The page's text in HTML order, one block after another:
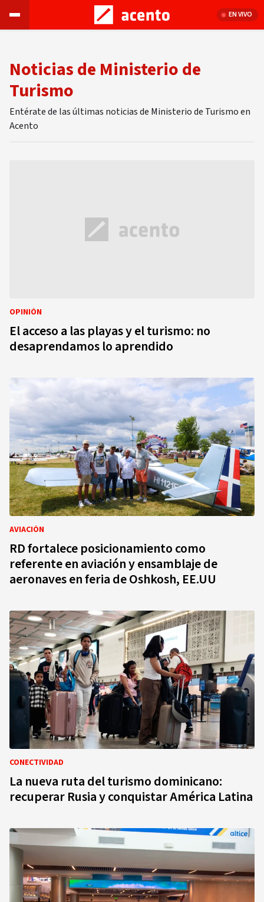
EN VIVO
Noticias de Ministerio de
Turismo
Entérate de las últimas noticias de Ministerio de Turismo en
Acento
OPINIÓN
El acceso a las playas y el turismo: no
desaprendamos lo aprendido
AVIACIÓN
RD fortalece posicionamiento como
referente en aviación y ensamblaje de
aeronaves en feria de Oshkosh, EE.UU
CONECTIVIDAD
La nueva ruta del turismo dominicano:
recuperar Rusia y conquistar América Latina